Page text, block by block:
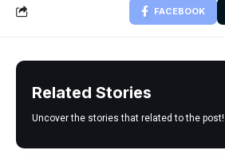
FACEBOOK
Related Stories
Uncover the stories that related to the post!